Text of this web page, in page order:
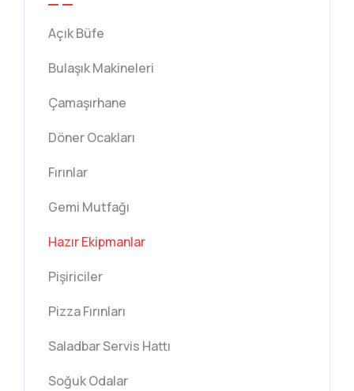
Açık Büfe
Bulaşık Makineleri
Çamaşırhane
Döner Ocakları
Fırınlar
Gemi Mutfağı
Hazır Ekipmanlar
Pişiriciler
Pizza Fırınları
Saladbar Servis Hattı
Soğuk Odalar